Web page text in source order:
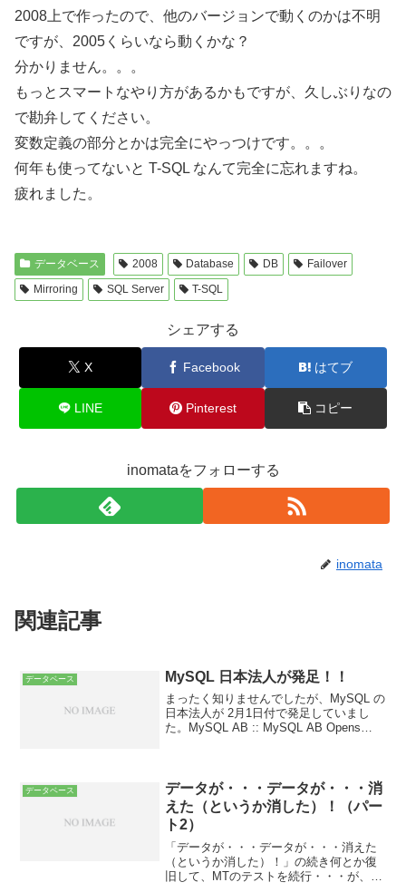
2008上で作ったので、他のバージョンで動くのかは不明
ですが、2005くらいなら動くかな？
分かりません。。。
もっとスマートなやり方があるかもですが、久しぶりなの
で勘弁してください。
変数定義の部分とかは完全にやっつけです。。。
何年も使ってないと T-SQL なんて完全に忘れますね。
疲れました。
データベース 2008 Database DB
Failover
Mirroring
SQL Server T-SQL
シェアする
X Facebook はてブ
LINE Pinterest コピー
inomataをフォローする
inomata
関連記事
データベース MySQL 日本法人が発足！！
まったく知りませんでしたが、MySQL の
日本法人が 2月1日付で発足していまし
た。MySQL AB :: MySQL AB Opens
データベース
データが・・・データが・・・消
えた（というか消した）！（パー
ト2）
「データが・・・データが・・・消えた
（というか消した）！」の続き何とか復
旧して、MTのテストを続行・・・が、な